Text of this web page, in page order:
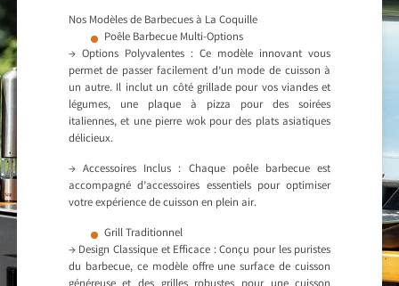
Nos Modèles de Barbecues à La Coquille
Poêle Barbecue Multi-Options
→ Options Polyvalentes : Ce modèle innovant vous
permet de passer facilement d’un mode de cuisson à
un autre. Il inclut un côté grillade pour vos viandes et
légumes, une plaque à pizza pour des soirées
italiennes, et une pierre wok pour des plats asiatiques
délicieux.
→ Accessoires Inclus : Chaque poêle barbecue est
accompagné d’accessoires essentiels pour optimiser
votre expérience de cuisson en plein air.
Grill Traditionnel
→ Design Classique et Efficace : Conçu pour les puristes
du barbecue, ce modèle offre une surface de cuisson